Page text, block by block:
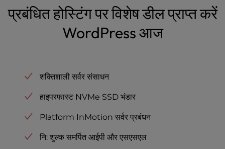
प्रबंधित होस्टिंग पर विशेष डील प्राप्त करें
WordPress आज
शक्तिशाली सर्वर संसाधन
हाइपरफास्ट NVMe SSD भंडार
Platform InMotion सर्वर प्रबंधन
नि: शुल्क समर्पित आईपी और एसएसएल